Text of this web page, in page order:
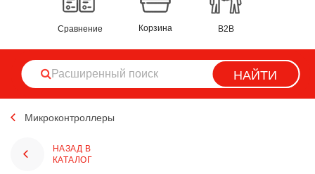
Сравнение Корзина B2B
НАЙТИ
Микроконтроллеры
НАЗАД В
КАТАЛОГ